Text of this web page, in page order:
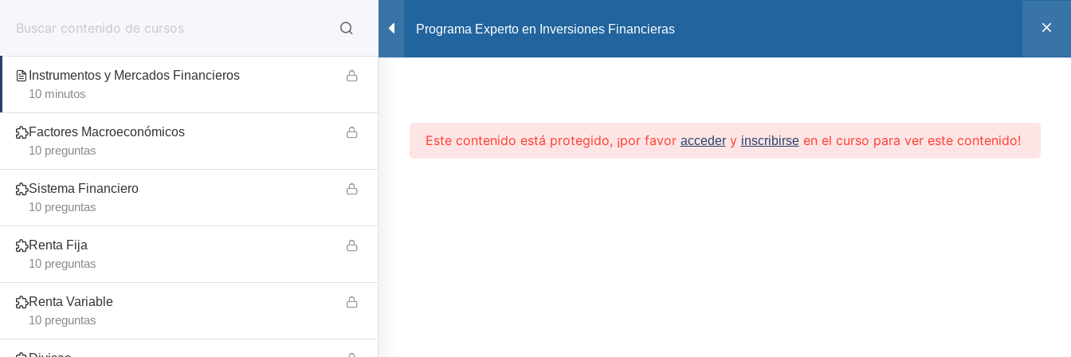
963 87 01 48
Fundación de
Estudios Bursátiles y
Financieros
Programa Experto en Inversiones Financieras
Instrumentos y Mercados Financieros 22
Instrumentos y Mercados Financieros
10 minutos
Factores Macroeconómicos
10 preguntas
Sistema Financiero
10 preguntas
Renta Fija
10 preguntas
Renta Variable
10 preguntas
Este contenido está protegido, ¡por favor accedery inscribirseen el curso para ver este contenido!